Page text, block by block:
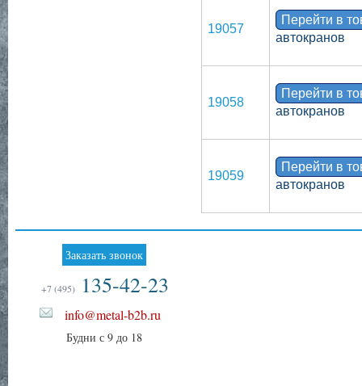
19057
Перейти в
автокранов
19058
Перейти в
автокранов
19059
Перейти в
автокранов
Заказать звонок
+7 (495) 135-42-23
info@metal-b2b.ru
Будни с 9 до 18